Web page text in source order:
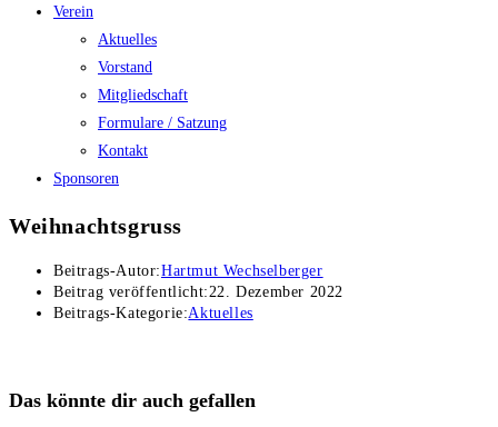
Verein
Aktuelles
Vorstand
Mitgliedschaft
Formulare / Satzung
Kontakt
Sponsoren
Weihnachtsgruss
Beitrags-Autor:Hartmut Wechselberger
Beitrag veröffentlicht: 22. Dezember 2022
Beitrags-Kategorie:Aktuelles
Das könnte dir auch gefallen